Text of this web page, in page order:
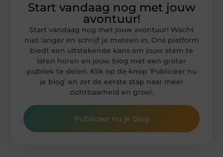
Start vandaag nog met jouw
avontuur!
Start vandaag nog met jouw avontuur! Wacht
niet langer en schrijf je meteen in. Ons platform
biedt een uitstekende kans om jouw stem te
laten horen en jouw blog met een groter
publiek te delen. Klik op de knop ‘Publiceer nu
je blog’ en zet de eerste stap naar meer
zichtbaarheid en groei.
Publiceer nu je blog